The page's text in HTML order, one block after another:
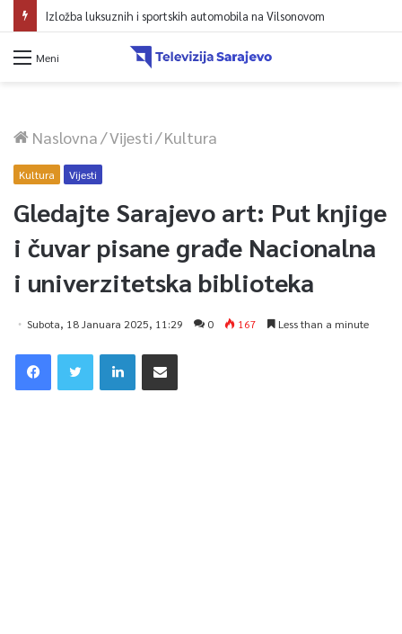
Izložba luksuznih i sportskih automobila na Vilsonovom
Meni
Naslovna/Vijesti/Kultura
Kultura Vijesti
Gledajte Sarajevo art: Put knjige
i čuvar pisane građe Nacionalna
i univerzitetska biblioteka
Subota, 18 Januara 2025, 11:29 0 167 Less than a minute